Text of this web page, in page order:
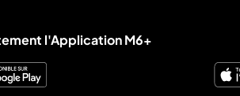
l'Application M6+